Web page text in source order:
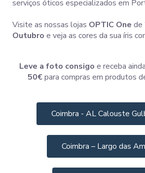
serviços óticos especializados em
Visite as nossas lojas OPTIC One de
Outubro e veja as cores da sua íris
Leve a foto consigo e receba
50€para compras em produtos
Coimbra - AL Calouste
Coimbra – Largo das